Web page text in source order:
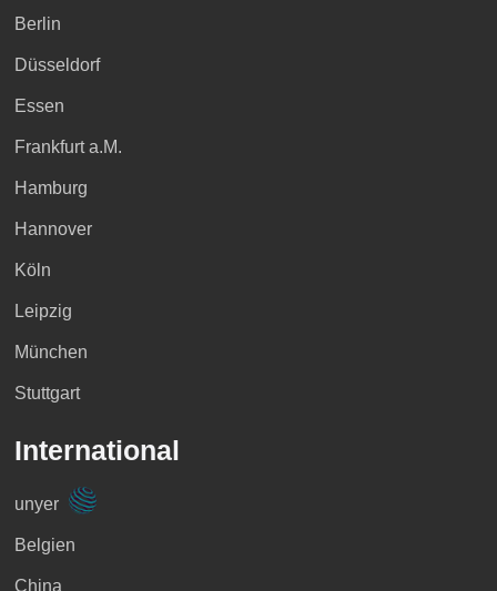
Berlin
Düsseldorf
Essen
Frankfurt a.M.
Hamburg
Hannover
Köln
Leipzig
München
Stuttgart
International
unyer
Belgien
China